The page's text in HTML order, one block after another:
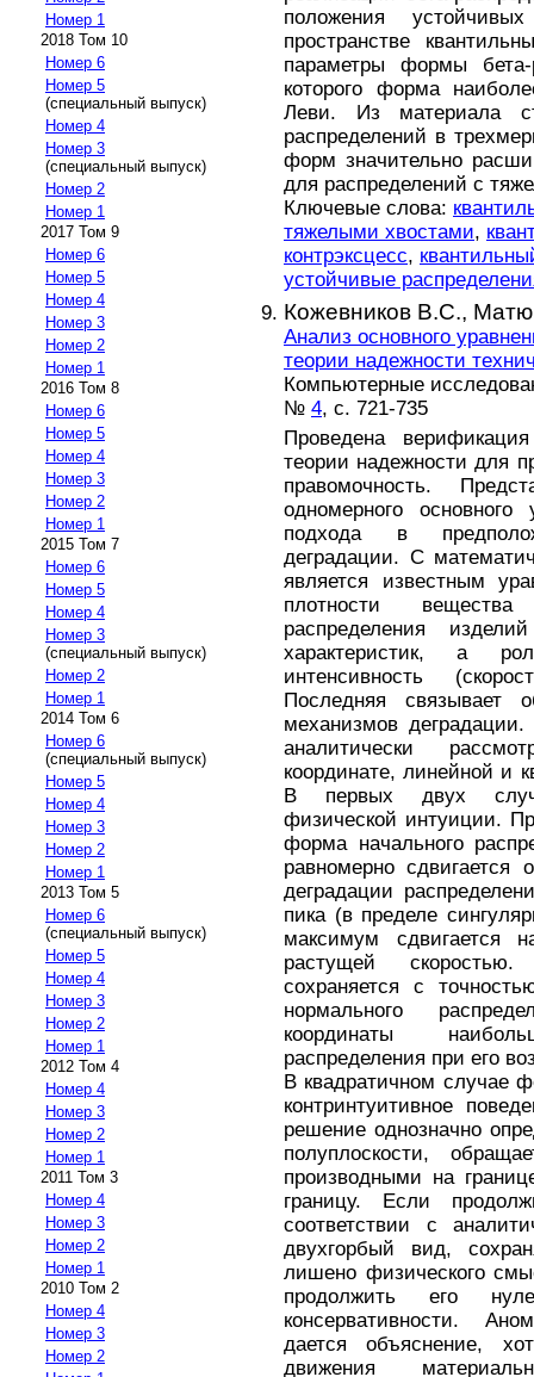
Номер 1
2018 Том 10
Номер 6
Номер 5
(специальный выпуск)
Номер 4
Номер 3
(специальный выпуск)
Номер 2
Номер 1
2017 Том 9
Номер 6
Номер 5
Номер 4
Номер 3
Номер 2
Номер 1
2016 Том 8
Номер 6
Номер 5
Номер 4
Номер 3
Номер 2
Номер 1
2015 Том 7
Номер 6
Номер 5
Номер 4
Номер 3
(специальный выпуск)
Номер 2
Номер 1
2014 Том 6
Номер 6
(специальный выпуск)
Номер 5
Номер 4
Номер 3
Номер 2
Номер 1
2013 Том 5
Номер 6
(специальный выпуск)
Номер 5
Номер 4
Номер 3
Номер 2
Номер 1
2012 Том 4
Номер 4
Номер 3
Номер 2
Номер 1
2011 Том 3
Номер 4
Номер 3
Номер 2
Номер 1
2010 Том 2
Номер 4
Номер 3
Номер 2
положения
пространстве
параметры формы бета-
которого форма
Леви. Из материала
распределений в
форм значительно
для распределений с
Ключевые слова:
тяжелыми хвостами,
контрэксцесс,
устойчивые
Кожевников В.С.,
Анализ основного
теории надежности
Компьютерные
№ 4, с. 721-735
Проведена
теории надежности для
правомочность.
одномерного основного
подхода в
деградации. С
является известным
плотности
распределения
характеристик, а
интенсивность
Последняя связывает
механизмов
аналитически
координате, линейной и
В первых двух
физической интуиции.
форма начального
равномерно сдвигается
деградации
пика (в пределе
максимум сдвигается
растущей
сохраняется с
нормального
координаты
распределения при его
В квадратичном случае
контринтуитивное
решение однозначно
полуплоскости,
производными на
границу. Если
соответствии с
двухгорбый вид,
лишено физического
продолжить его
консервативности.
дается объяснение,
движения